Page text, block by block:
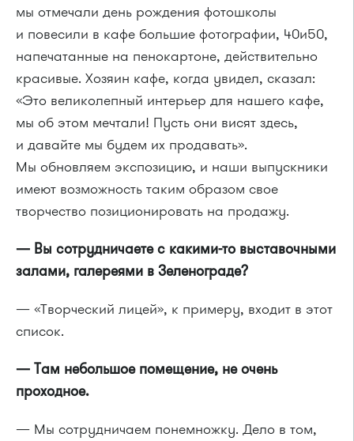
мы отмечали день рождения фотошколы
и повесили в кафе большие фотографии, 40и50,
напечатанные на пенокартоне, действительно
красивые. Хозяин кафе, когда увидел, сказал:
«Это великолепный интерьер для нашего кафе,
мы об этом мечтали! Пусть они висят здесь,
и давайте мы будем их продавать».
Мы обновляем экспозицию, и наши выпускники
имеют возможность таким образом свое
творчество позиционировать на продажу.
— Вы сотрудничаете с какими-то выставочными
залами, галереями в Зеленограде?
— «Творческий лицей», к примеру, входит в этот
список.
— Там небольшое помещение, не очень
проходное.
— Мы сотрудничаем понемножку. Дело в том,